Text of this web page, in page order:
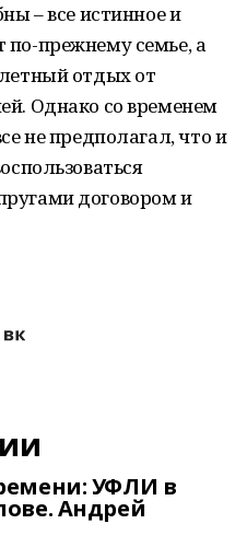
– все истинное и
прежнему семье, а
отдых от
Однако со временем
не предполагал, что и
договором и
УФЛИ в
Андрей